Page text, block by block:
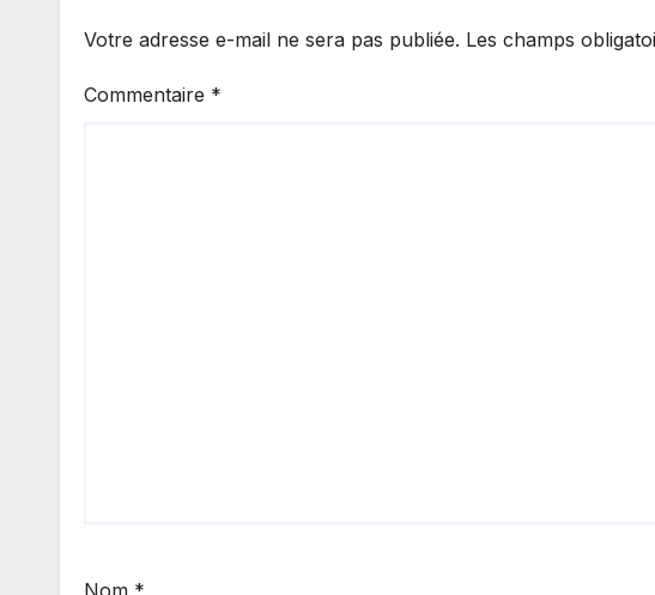
Votre adresse e-mail ne sera pas publiée. Les champs
Commentaire *
Nom *